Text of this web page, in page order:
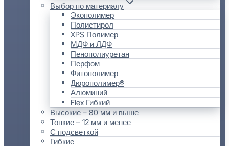
Выбор по материалу
Экополимер
Полистирол
XPS Полимер
МДФ и ЛДФ
Пенополиуретан
Перфом
Фитополимер
Дюрополимер®
Алюминий
Flex Гибкий
Высокие – 80 мм и выше
Тонкие – 12 мм и менее
С подсветкой
Гибкие